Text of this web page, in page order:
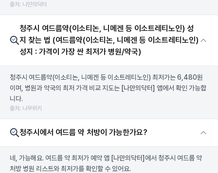
출처: 나만의닥터
청주시 여드름약(이소티논, 니메겐 등 이소트레티노인) 성
지 찾는 법 (여드름약(이소티논, 니메겐 등 이소트레티노인)
성지 : 가격이 가장 싼 최저가 병원/약국)
청주시 여드름약(이소티논, 니메겐 등 이소트레티노인) 최저가는 6,480원
이며, 병원과 약국의 최저 가격 비교 지도는 [나만의닥터] 앱에서 확인 가능합
니다.
출처: 나무위키
청주시에서 여드름 약 처방이 가능한가요?
네, 가능해요. 여드름 약 최저가 예약 앱 [나만의닥터] 에서 청주시 여드름 약
처방 병원 리스트와 최저가를 확인할 수 있어요.